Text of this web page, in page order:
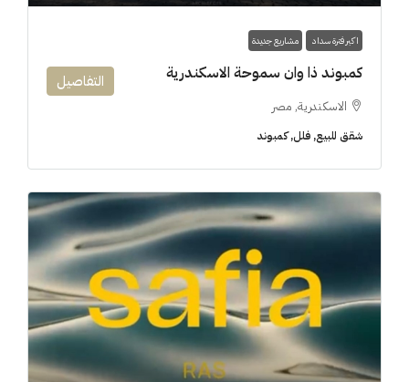
اكبر فترة سداد مشاريع جديدة
كمبوند ذا وان سموحة الاسكندرية
الاسكندرية, مصر
شقق للبيع, فلل, كمبوند
التفاصيل